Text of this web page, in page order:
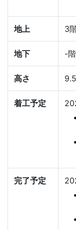
地上 3
地下 -階
高さ
着工予定
完了予定